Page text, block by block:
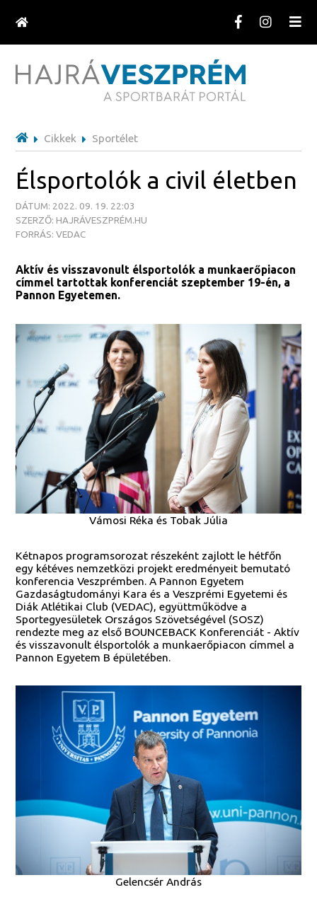
Cikkek Sportélet
Élsportolók a civil életben
DÁTUM: 2022. 09. 19. 22:03
SZERZŐ: HAJRÁVESZPRÉM.HU
FORRÁS: VEDAC
Aktív és visszavonult élsportolók a munkaerőpiacon
címmel tartottak konferenciát szeptember 19-én, a
Pannon Egyetemen.
Vámosi Réka és Tobak Júlia
Kétnapos programsorozat részeként zajlott le hétfőn
egy kétéves nemzetközi projekt eredményeit bemutató
konferencia Veszprémben. A Pannon Egyetem
Gazdaságtudományi Kara és a Veszprémi Egyetemi és
Diák Atlétikai Club (VEDAC), együttműködve a
Sportegyesületek Országos Szövetségével (SOSZ)
rendezte meg az első BOUNCEBACK Konferenciát - Aktív
és visszavonult élsportolók a munkaerőpiacon címmel a
Pannon Egyetem B épületében.
Gelencsér András